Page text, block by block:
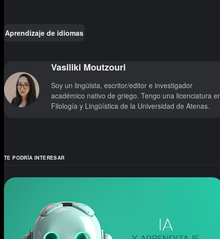
Aprendizaje de idiomas
Vasiliki Moutzouri
Soy un lingüista, escritor/editor e investigador
académico nativo de griego. Tengo una licenciatura
Filología y Lingüística de la Universidad de Atenas.
TE PODRÍA INTERESAR